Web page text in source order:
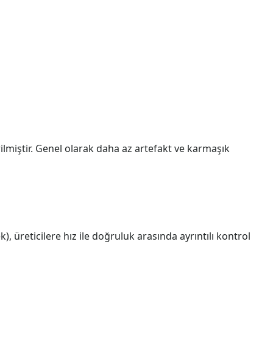
Genel olarak daha az artefakt ve karmaşık
hız ile doğruluk arasında ayrıntılı kontrol